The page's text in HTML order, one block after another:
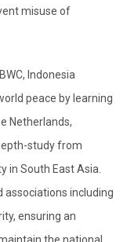
misuse of
Indonesia
peace by learning
Netherlands,
study from
in South East Asia.
associations including
ensuring an